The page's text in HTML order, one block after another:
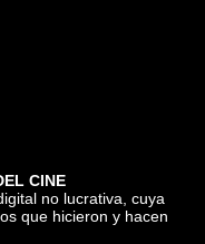
CINE
no lucrativa, cuya
que hicieron y hacen